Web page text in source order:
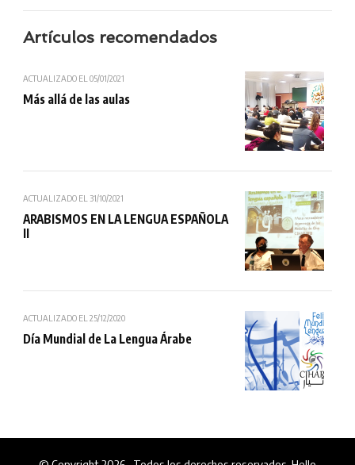
Artículos recomendados
ACTUALIZADO EL 05/01/2021
Más allá de las aulas
ACTUALIZADO EL 31/10/2021
ARABISMOS EN LA LENGUA ESPAÑOLA
II
ACTUALIZADO EL 25/12/2020
Día Mundial de La Lengua Árabe